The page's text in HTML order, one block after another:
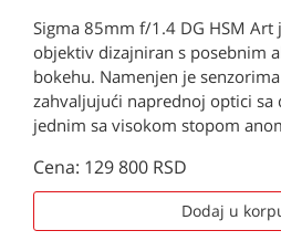
Sigma 85mm f/1.4 DG HSM
objektiv dizajniran s posebnim
bokehu. Namenjen je
zahvaljujući naprednoj optici sa
jednim sa visokom stopom
Cena: 129 800 RSD
Dodaj u